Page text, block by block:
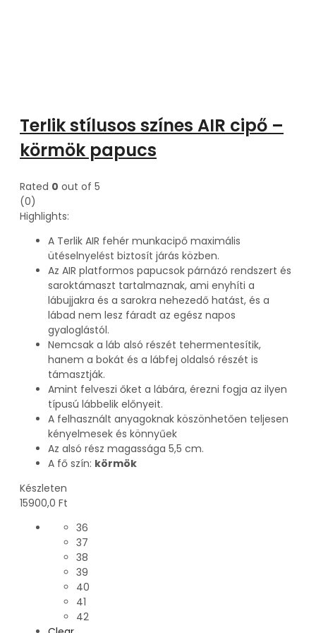
Terlik stílusos színes AIR cipő –
körmök papucs
Rated 0 out of 5
(0)
Highlights:
A Terlik AIR fehér munkacipő maximális
ütéselnyelést biztosít járás közben.
Az AIR platformos papucsok párnázó rendszert és
saroktámaszt tartalmaznak, ami enyhíti a
lábujjakra és a sarokra nehezedő hatást, és a
lábad nem lesz fáradt az egész napos
gyaloglástól.
Nemcsak a láb alsó részét tehermentesítik,
hanem a bokát és a lábfej oldalsó részét is
támasztják.
Amint felveszi őket a lábára, érezni fogja az ilyen
típusú lábbelik előnyeit.
A felhasznált anyagoknak köszönhetően teljesen
kényelmesek és könnyűek
Az alsó rész magassága 5,5 cm.
A fő szín: körmök
Készleten
15900,0 Ft
36
37
38
39
40
41
42